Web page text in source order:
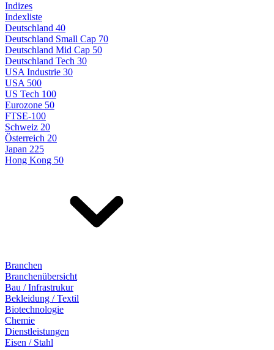
Indizes
Indexliste
Deutschland 40
Deutschland Small Cap 70
Deutschland Mid Cap 50
Deutschland Tech 30
USA Industrie 30
USA 500
US Tech 100
Eurozone 50
FTSE-100
Schweiz 20
Österreich 20
Japan 225
Hong Kong 50
Branchen
Branchenübersicht
Bau / Infrastrukur
Bekleidung / Textil
Biotechnologie
Chemie
Dienstleistungen
Eisen / Stahl